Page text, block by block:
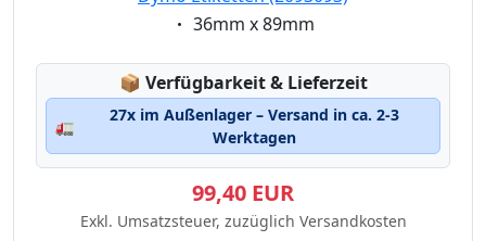
Eigenschaft:
36mm x 89mm
📦 Lagerstatus:
Verfügbarkeit & Lieferzeit
🚛
27x im Außenlager – Versand in ca. 2-3
Werktagen
99,40 EUR
Exkl. Umsatzsteuer, zuzüglich Versandkosten